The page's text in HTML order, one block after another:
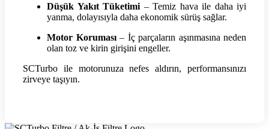
Düşük Yakıt Tüketimi – Temiz hava ile daha iyi
yanma, dolayısıyla daha ekonomik sürüş sağlar.
Motor Koruması– İç parçaların aşınmasına neden
olan toz ve kirin girişini engeller.
SCTurbo ile motorunuza nefes aldırın, performansınızı
zirveye taşıyın.